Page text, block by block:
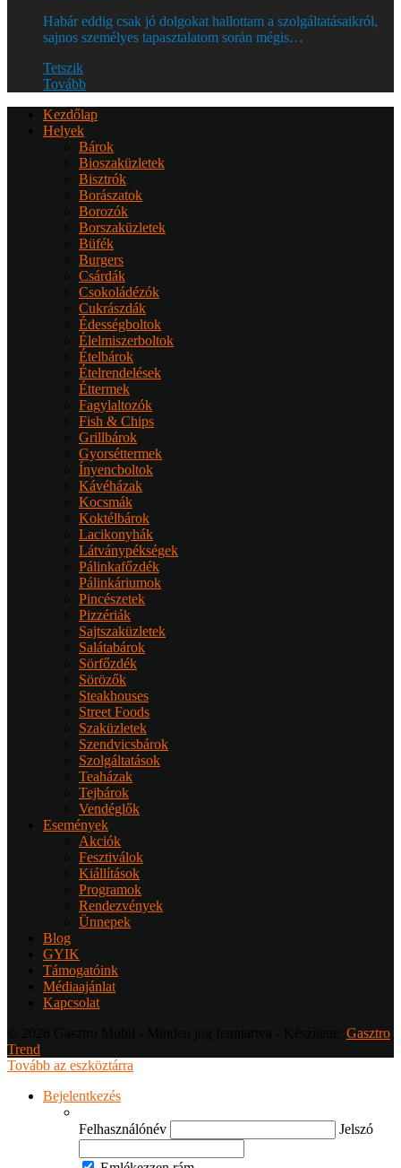
Habár eddig csak jó dolgokat hallottam a szolgáltatásaikról,
sajnos személyes tapasztalatom során mégis…
Tetszik
Tovább
Kezdőlap
Helyek
Bárok
Bioszaküzletek
Bisztrók
Borászatok
Borozók
Borszaküzletek
Büfék
Burgers
Csárdák
Csokoládézók
Cukrászdák
Édességboltok
Élelmiszerboltok
Ételbárok
Ételrendelések
Éttermek
Fagylaltozók
Fish & Chips
Grillbárok
Gyorséttermek
Ínyencboltok
Kávéházak
Kocsmák
Koktélbárok
Lacikonyhák
Látványpékségek
Pálinkafőzdék
Pálinkáriumok
Pincészetek
Pizzériák
Sajtszaküzletek
Salátabárok
Sörfőzdék
Sörözők
Steakhouses
Street Foods
Szaküzletek
Szendvicsbárok
Szolgáltatások
Teaházak
Tejbárok
Vendéglők
Események
Akciók
Fesztiválok
Kiállítások
Programok
Rendezvények
Ünnepek
Blog
GYIK
Támogatóink
Médiaajánlat
Kapcsolat
Gasztro
Trend
Tovább az eszköztárra
Bejelentkezés
Felhasználónév Jelszó